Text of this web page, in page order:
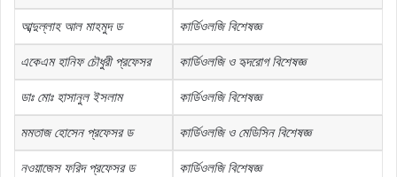
আব্দুল্লাহ আল মাহমুদ ড কার্ডিওলজি বিশেষজ্ঞ
একেএম হানিফ চৌধুরী প্রফেসর কার্ডিওলজি ও হৃদরোগ বিশেষজ্ঞ
ডাঃ মোঃ হাসানুল ইসলাম কার্ডিওলজি বিশেষজ্ঞ
মমতাজ হোসেন প্রফেসর ড কার্ডিওলজি ও মেডিসিন বিশেষজ্ঞ
নওয়াজেস ফরিদ প্রফেসর ড কার্ডিওলজি বিশেষজ্ঞ